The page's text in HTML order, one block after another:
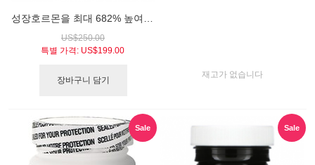
US$250.00
특별 가격: US$199.00
장바구니 담기
재고가 없습니다
Sale Sale